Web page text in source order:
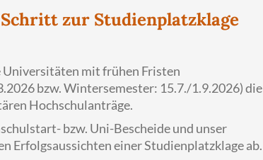
zur Studienplatzklage
Universitäten mit frühen Fristen
bzw. Wintersemester: 15.7./1.9.2026) die
Hochschulanträge.
bzw. Uni-Bescheide und unser
Erfolgsaussichten einer Studienplatzklage ab.